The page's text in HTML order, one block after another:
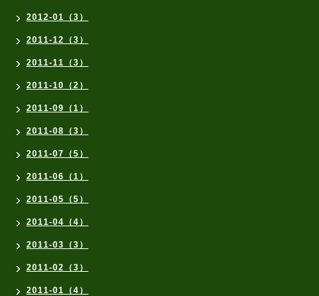
2012-01（3）
2011-12（3）
2011-11（3）
2011-10（2）
2011-09（1）
2011-08（3）
2011-07（5）
2011-06（1）
2011-05（5）
2011-04（4）
2011-03（3）
2011-02（3）
2011-01（4）